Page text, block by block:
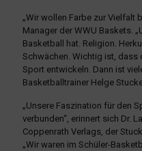
„Wir wollen Farbe zur Vielfalt
Manager der WWU Baskets.
Basketball hat. Religion.
Schwächen. Wichtig ist, dass
Sport entwickeln. Dann ist
Basketballtrainer Helge
„Unsere Faszination für den
verbunden“, erinnert sich Dr.
Coppenrath Verlags, der
„Wir waren im Schüler-